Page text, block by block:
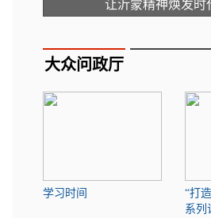
让沂蒙精神焕发时
大众问政厅
学习时间
“打
系列